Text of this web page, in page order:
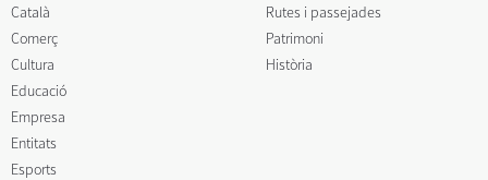
Català
Comerç
Cultura
Educació
Empresa
Entitats
Esports
Rutes i passejades
Patrimoni
Història